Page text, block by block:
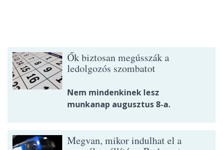
Ők biztosan megússzák a
ledolgozós szombatot
Nem mindenkinek lesz
munkanap augusztus 8-a.
Megvan, mikor indulhat el a